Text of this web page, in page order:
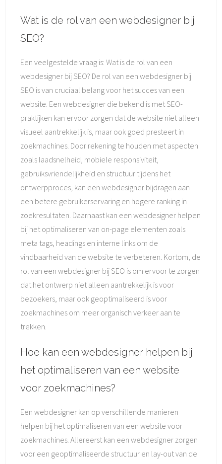
Wat is de rol van een webdesigner bij
SEO?
Een veelgestelde vraag is: Wat is de rol van een
webdesigner bij SEO? De rol van een webdesigner bij
SEO is van cruciaal belang voor het succes van een
website. Een webdesigner die bekend is met SEO-
praktijken kan ervoor zorgen dat de website niet alleen
visueel aantrekkelijk is, maar ook goed presteert in
zoekmachines. Door rekening te houden met aspecten
zoals laadsnelheid, mobiele responsiviteit,
gebruiksvriendelijkheid en structuur tijdens het
ontwerpproces, kan een webdesigner bijdragen aan
een betere gebruikerservaring en hogere ranking in
zoekresultaten. Daarnaast kan een webdesigner helpen
bij het optimaliseren van on-page elementen zoals
meta tags, headings en interne links om de
vindbaarheid van de website te verbeteren. Kortom, de
rol van een webdesigner bij SEO is om ervoor te zorgen
dat het ontwerp niet alleen aantrekkelijk is voor
bezoekers, maar ook geoptimaliseerd is voor
zoekmachines om meer organisch verkeer aan te
trekken.
Hoe kan een webdesigner helpen bij
het optimaliseren van een website
voor zoekmachines?
Een webdesigner kan op verschillende manieren
helpen bij het optimaliseren van een website voor
zoekmachines. Allereerst kan een webdesigner zorgen
voor een geoptimaliseerde structuur en lay-out van de